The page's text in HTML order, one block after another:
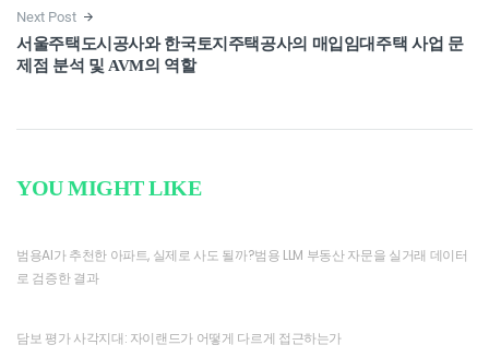
Next Post
서울주택도시공사와 한국토지주택공사의 매입임대주택 사업 문
제점 분석 및 AVM의 역할
YOU MIGHT LIKE
범용AI가 추천한 아파트, 실제로 사도 될까?범용 LLM 부동산 자문을 실거래 데이터
로 검증한 결과
담보 평가 사각지대: 자이랜드가 어떻게 다르게 접근하는가